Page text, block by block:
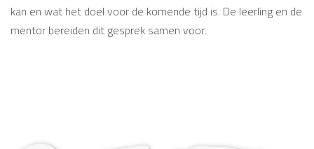
kan en wat het doel voor de komende tijd is. De leerling en de
mentor bereiden dit gesprek samen voor.